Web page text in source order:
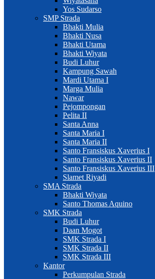
Yos Sudarso
SMP Strada
Bhakti Mulia
Bhakti Nusa
Bhakti Utama
Bhakti Wiyata
Budi Luhur
Kampung Sawah
Mardi Utama I
Marga Mulia
Nawar
Pejompongan
Pelita II
Santa Anna
Santa Maria I
Santa Maria II
Santo Fransiskus Xaverius I
Santo Fransiskus Xaverius II
Santo Fransiskus Xaverius III
Slamet Riyadi
SMA Strada
Bhakti Wiyata
Santo Thomas Aquino
SMK Strada
Budi Luhur
Daan Mogot
SMK Strada I
SMK Strada II
SMK Strada III
Kantor
Perkumpulan Strada